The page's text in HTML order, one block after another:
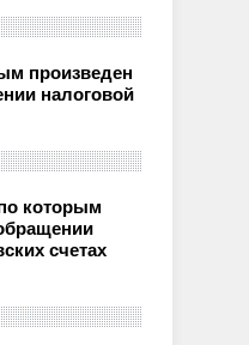
произведен
налоговой
которым
счетах